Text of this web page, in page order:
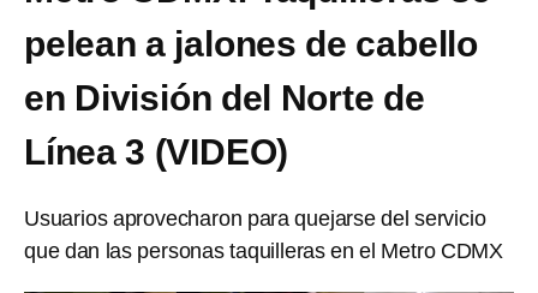
pelean a jalones de cabello
en División del Norte de
Línea 3 (VIDEO)
Usuarios aprovecharon para quejarse del servicio
que dan las personas taquilleras en el Metro CDMX